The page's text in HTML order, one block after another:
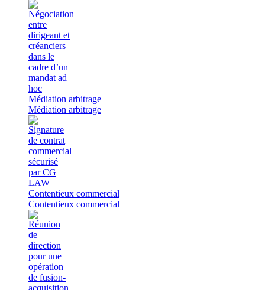
Médiation arbitrage
Médiation arbitrage
Contentieux commercial
Contentieux commercial